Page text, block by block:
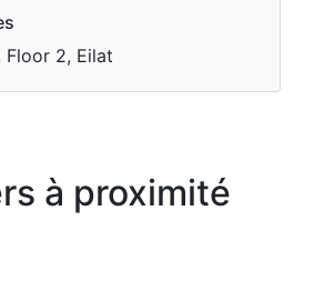
Floor 2, Eilat
à proximité